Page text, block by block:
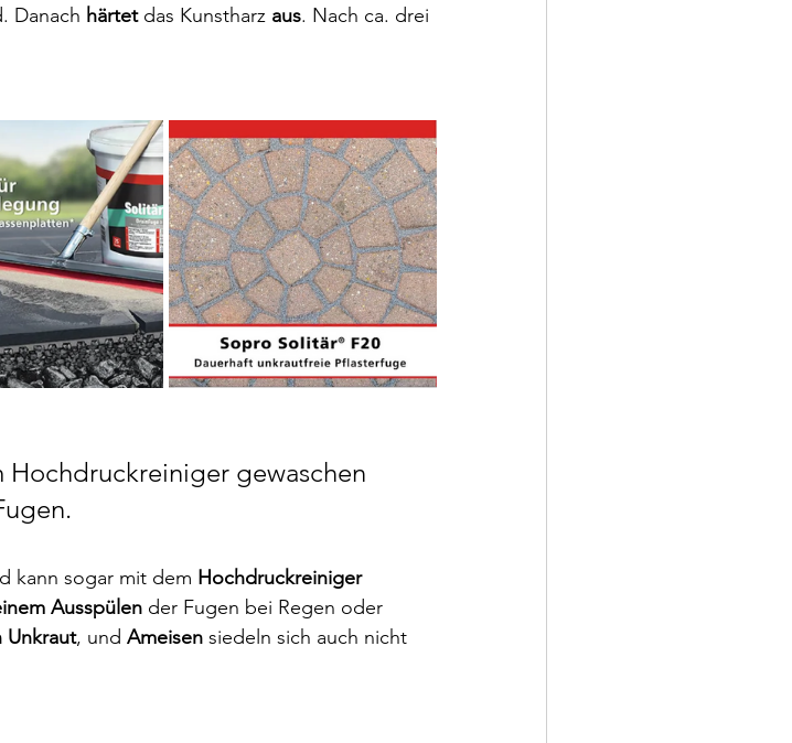
Danach härtet das Kunstharz aus. Nach ca. drei
Hochdruckreiniger gewaschen
kann sogar mit dem Hochdruckreiniger
Ausspülen der Fugen bei Regen oder
Unkraut, und Ameisen siedeln sich auch nicht